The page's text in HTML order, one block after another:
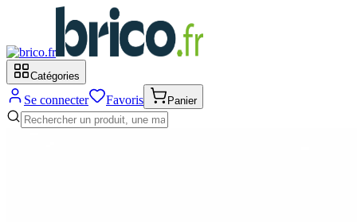
Catégories
Se connecter Favoris Panier